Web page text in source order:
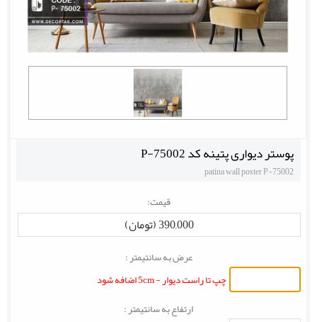
پوستر دیواری پتینه کد P-75002
patina wall poster P-75002
قیمت:
390,000 (تومان)
عرض به سانتیمتر :
چپ تا راست دیوار - 5cm اضافه شود
ارتفاع به سانتیمتر :